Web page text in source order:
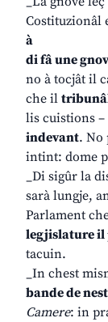
Costituzionâl
à
di fâ une
no à tocjât il
che il
lis cuistions –
indevant. No
intint: dome
_Di sigûr la
sarà lungje,
Parlament
legjislature
tacuin.
_In chest
bande de
Camere: in